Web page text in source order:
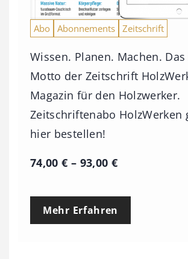
Abo Abonnements Zeitschrift
Wissen. Planen. Machen.
Motto der Zeitschrift
Magazin für den Holzwerker.
Zeitschriftenabo HolzWerken
hier bestellen!
74,00€ – 93,00 €P
e
Mehr Erfahren